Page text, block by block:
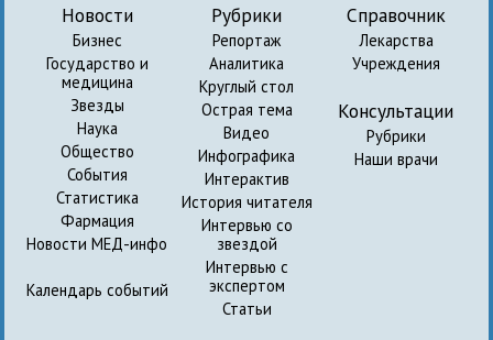
Новости
Бизнес
Государство и
медицина
Звезды
Наука
Общество
События
Статистика
Фармация
Новости МЕД-инфо
Календарь событий
Рубрики
Репортаж
Аналитика
Круглый стол
Острая тема
Видео
Инфографика
Интерактив
История читателя
Интервью со
звездой
Интервью с
экспертом
Статьи
Справочник
Лекарства
Учреждения
Консультации
Рубрики
Наши врачи